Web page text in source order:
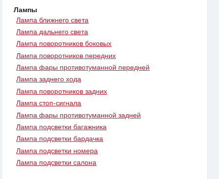
Лампы
Лампа ближнего света
Лампа дальнего света
Лампа поворотников боковых
Лампа поворотников передних
Лампа фары противотуманной передней
Лампа заднего хода
Лампа поворотников задних
Лампа стоп-сигнала
Лампа фары противотуманной задней
Лампа подсветки багажника
Лампа подсветки бардачка
Лампа подсветки номера
Лампа подсветки салона